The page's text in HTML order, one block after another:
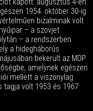
1954. október 30-ig
bizalminak volt
– a szovjet
– a rendszerben
a hidegháborús
bekerült az MDP
amelynek egészen
mellett a viszonylag
tagja volt 1953 és 1967